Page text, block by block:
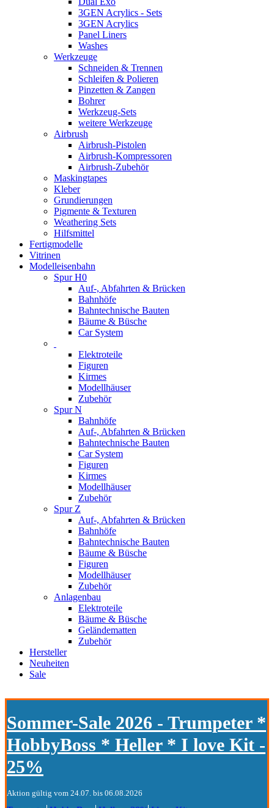
3GEN Acrylics - Sets
3GEN Acrylics
Panel Liners
Washes
Werkzeuge
Schneiden & Trennen
Schleifen & Polieren
Pinzetten & Zangen
Bohrer
Werkzeug-Sets
weitere Werkzeuge
Airbrush
Airbrush-Pistolen
Airbrush-Kompressoren
Airbrush-Zubehör
Maskingtapes
Kleber
Grundierungen
Pigmente & Texturen
Weathering Sets
Hilfsmittel
Fertigmodelle
Vitrinen
Modelleisenbahn
Spur H0
Auf-, Abfahrten & Brücken
Bahnhöfe
Bahntechnische Bauten
Bäume & Büsche
Car System
Elektroteile
Figuren
Kirmes
Modellhäuser
Zubehör
Spur N
Bahnhöfe
Auf-, Abfahrten & Brücken
Bahntechnische Bauten
Car System
Figuren
Kirmes
Modellhäuser
Zubehör
Spur Z
Auf-, Abfahrten & Brücken
Bahnhöfe
Bahntechnische Bauten
Bäume & Büsche
Figuren
Modellhäuser
Zubehör
Anlagenbau
Elektroteile
Bäume & Büsche
Geländematten
Zubehör
Hersteller
Neuheiten
Sale
Sommer-Sale 2026 - Trumpeter *
HobbyBoss * Heller * I love Kit -
25%
Aktion gültig vom 24.07. bis 06.08.2026